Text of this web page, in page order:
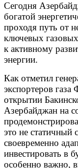
Сегодня
богатой
проходя путь от
ключевых
к активному
энергии.
Как отметил
экспортеров
открытии
Азербайджан на
это не статичный
своевременно
инвестировать в
особенно важно,